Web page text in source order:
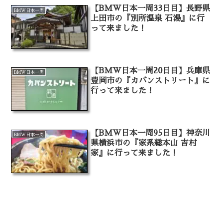
BMW日本一周
【BMW日本一周33日目】長野県
上田市の『別所温泉 石湯』に行
って来ました！
BMW日本一周
【BMW日本一周20日目】兵庫県
豊岡市の『カバンストリート』に
行って来ました！
BMW日本一周
【BMW日本一周95日目】神奈川
県横浜市の『家系総本山 吉村
家』に行って来ました！